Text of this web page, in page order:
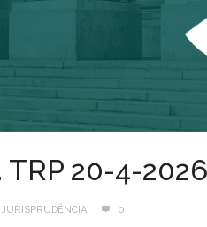
20-4-
JURISPRUDÊNCIA 0